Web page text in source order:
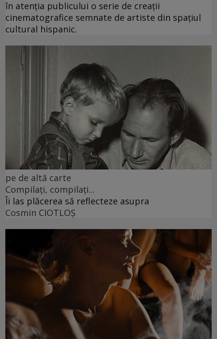
în atenția publicului o serie de creații
cinematografice semnate de artiste din spațiul
cultural hispanic.
pe de altă carte
Compilați, compilați...
Îi las plăcerea să reflecteze asupra
Cosmin CIOTLOŞ